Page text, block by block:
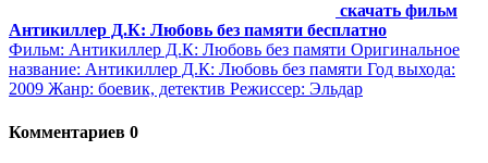
скачать фильм
Антикиллер Д.К: Любовь без памяти бесплатно
Фильм: Антикиллер Д.К: Любовь без памяти Оригинальное
название: Антикиллер Д.К: Любовь без памяти Год выхода:
2009 Жанр: боевик, детектив Режиссер: Эльдар
Комментариев 0